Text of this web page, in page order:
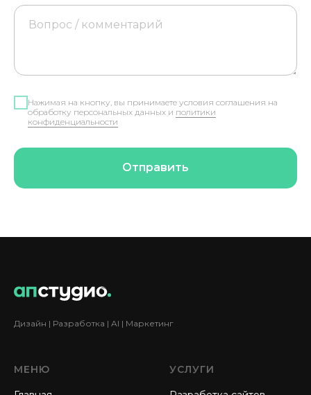
Нажимая на кнопку, вы принимаете условия соглашения на
обработку персональных данных и политики
конфиденциальности
Отправить
Дизайн | Разработка | AI | Маркетинг
МЕНЮ УСЛУГИ